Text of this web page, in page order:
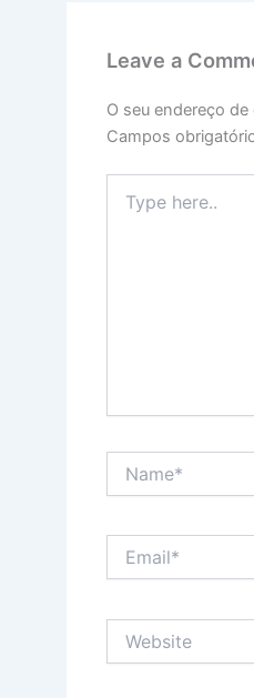
Leave a
O seu endereço
Campos
here..